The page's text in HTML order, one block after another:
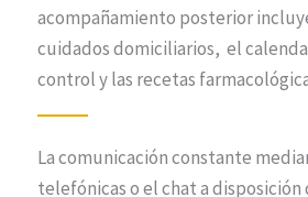
acompañamiento posterior
cuidados domiciliarios, el
control y las recetas
La comunicación constante
telefónicas o el chat a